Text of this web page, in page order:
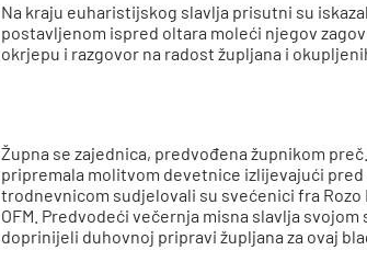
Na kraju euharistijskog slavlja prisutni su
postavljenom ispred oltara moleći njegov
okrjepu i razgovor na radost župljana i
Župna se zajednica, predvođena župnikom
pripremala molitvom devetnice izlijevajući pred
trodnevnicom sudjelovali su svećenici fra Rozo
OFM. Predvodeći večernja misna slavlja
doprinijeli duhovnoj pripravi župljana za ovaj